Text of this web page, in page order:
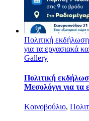
Πολιτική
για τα εργασιακά
Gallery
Πολιτική
Μεσολόγγι για τα
Κοινοβούλιο,